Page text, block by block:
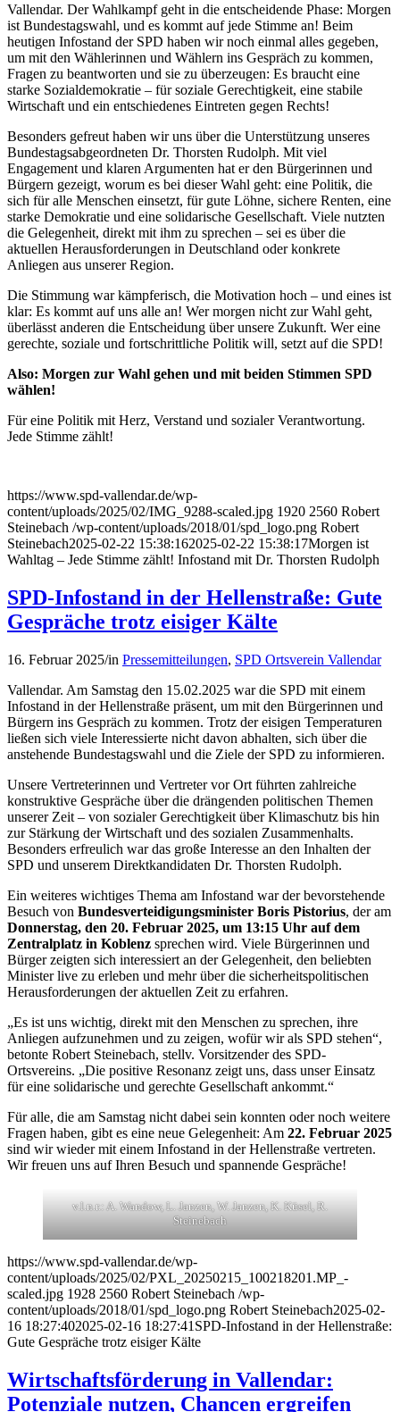
Vallendar. Der Wahlkampf geht in die entscheidende Phase: Morgen
ist Bundestagswahl, und es kommt auf jede Stimme an! Beim
heutigen Infostand der SPD haben wir noch einmal alles gegeben,
um mit den Wählerinnen und Wählern ins Gespräch zu kommen,
Fragen zu beantworten und sie zu überzeugen: Es braucht eine
starke Sozialdemokratie – für soziale Gerechtigkeit, eine stabile
Wirtschaft und ein entschiedenes Eintreten gegen Rechts!
Besonders gefreut haben wir uns über die Unterstützung unseres
Bundestagsabgeordneten Dr. Thorsten Rudolph. Mit viel
Engagement und klaren Argumenten hat er den Bürgerinnen und
Bürgern gezeigt, worum es bei dieser Wahl geht: eine Politik, die
sich für alle Menschen einsetzt, für gute Löhne, sichere Renten, eine
starke Demokratie und eine solidarische Gesellschaft. Viele nutzten
die Gelegenheit, direkt mit ihm zu sprechen – sei es über die
aktuellen Herausforderungen in Deutschland oder konkrete
Anliegen aus unserer Region.
Die Stimmung war kämpferisch, die Motivation hoch – und eines ist
klar: Es kommt auf uns alle an! Wer morgen nicht zur Wahl geht,
überlässt anderen die Entscheidung über unsere Zukunft. Wer eine
gerechte, soziale und fortschrittliche Politik will, setzt auf die SPD!
Also: Morgen zur Wahl gehen und mit beiden Stimmen SPD
wählen!
Für eine Politik mit Herz, Verstand und sozialer Verantwortung.
Jede Stimme zählt!
https://www.spd-vallendar.de/wp-
content/uploads/2025/02/IMG_9288-scaled.jpg 1920 2560 Robert
Steinebach /wp-content/uploads/2018/01/spd_logo.png Robert
Steinebach2025-02-22 15:38:162025-02-22 15:38:17Morgen ist
Wahltag – Jede Stimme zählt! Infostand mit Dr. Thorsten Rudolph
SPD-Infostand in der Hellenstraße: Gute
Gespräche trotz eisiger Kälte
16. Februar 2025/in Pressemitteilungen, SPD Ortsverein Vallendar
Vallendar. Am Samstag den 15.02.2025 war die SPD mit einem
Infostand in der Hellenstraße präsent, um mit den Bürgerinnen und
Bürgern ins Gespräch zu kommen. Trotz der eisigen Temperaturen
ließen sich viele Interessierte nicht davon abhalten, sich über die
anstehende Bundestagswahl und die Ziele der SPD zu informieren.
Unsere Vertreterinnen und Vertreter vor Ort führten zahlreiche
konstruktive Gespräche über die drängenden politischen Themen
unserer Zeit – von sozialer Gerechtigkeit über Klimaschutz bis hin
zur Stärkung der Wirtschaft und des sozialen Zusammenhalts.
Besonders erfreulich war das große Interesse an den Inhalten der
SPD und unserem Direktkandidaten Dr. Thorsten Rudolph.
Ein weiteres wichtiges Thema am Infostand war der bevorstehende
Besuch von Bundesverteidigungsminister Boris Pistorius, der am
Donnerstag, den 20. Februar 2025, um 13:15 Uhr auf dem
Zentralplatz in Koblenz sprechen wird. Viele Bürgerinnen und
Bürger zeigten sich interessiert an der Gelegenheit, den beliebten
Minister live zu erleben und mehr über die sicherheitspolitischen
Herausforderungen der aktuellen Zeit zu erfahren.
„Es ist uns wichtig, direkt mit den Menschen zu sprechen, ihre
Anliegen aufzunehmen und zu zeigen, wofür wir als SPD stehen“,
betonte Robert Steinebach, stellv. Vorsitzender des SPD-
Ortsvereins. „Die positive Resonanz zeigt uns, dass unser Einsatz
für eine solidarische und gerechte Gesellschaft ankommt.“
Für alle, die am Samstag nicht dabei sein konnten oder noch weitere
Fragen haben, gibt es eine neue Gelegenheit: Am 22. Februar 2025
sind wir wieder mit einem Infostand in der Hellenstraße vertreten.
Wir freuen uns auf Ihren Besuch und spannende Gespräche!
v.l.n.r.: A. Wandow, L. Janzen, W. Janzen, K. Küsel, R.
Steinebach
https://www.spd-vallendar.de/wp-
content/uploads/2025/02/PXL_20250215_100218201.MP_-
scaled.jpg 1928 2560 Robert Steinebach /wp-
content/uploads/2018/01/spd_logo.png Robert Steinebach2025-02-
16 18:27:402025-02-16 18:27:41 SPD-Infostand in der Hellenstraße:
Gute Gespräche trotz eisiger Kälte
Wirtschaftsförderung in Vallendar:
Potenziale nutzen, Chancen ergreifen